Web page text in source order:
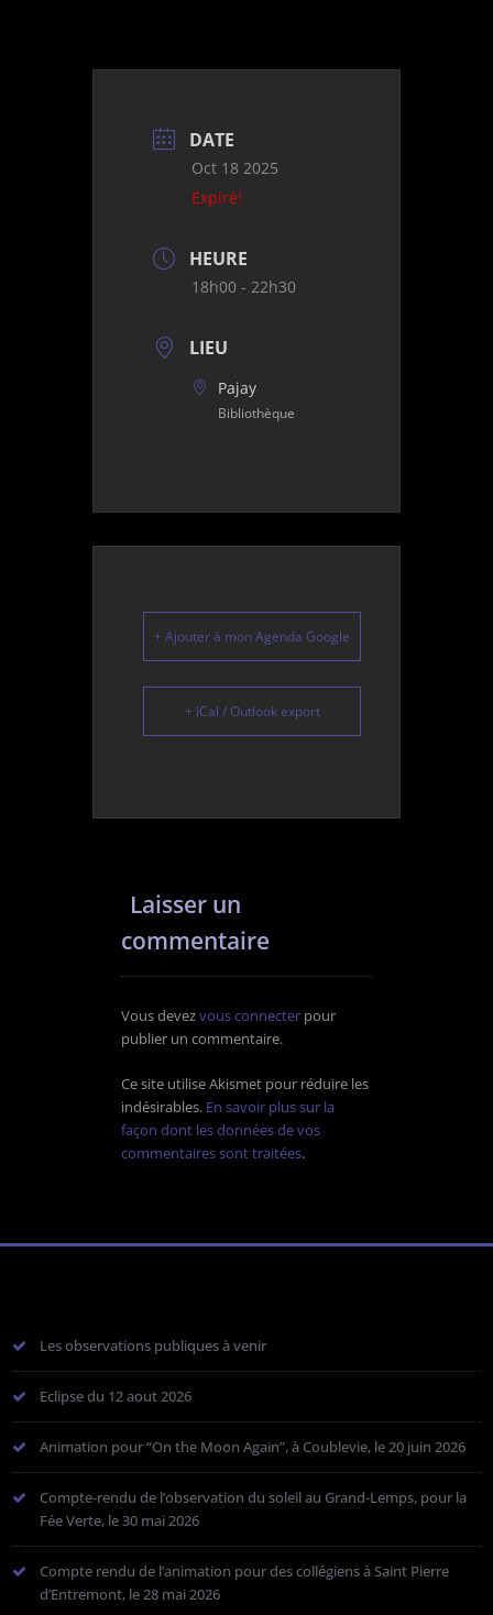
DATE
Oct 18 2025
Expiré!
HEURE
18h00 - 22h30
LIEU
Pajay
Bibliothèque
+ Ajouter à mon Agenda Google
+ iCal / Outlook export
Laisser un
commentaire
Vous devezvous connecter pour
publier un commentaire.
Ce site utilise Akismet pour réduire les
indésirables. En savoir plus sur la
façon dont les données de vos
commentaires sont traitées.
Les observations publiques à venir
Eclipse du 12 aout 2026
Animation pour “On the Moon Again”, à Coublevie, le 20 juin 2026
Compte-rendu de l’observation du soleil au Grand-Lemps, pour la
Fée Verte, le 30 mai 2026
Compte rendu de l’animation pour des collégiens à Saint Pierre
d’Entremont, le 28 mai 2026